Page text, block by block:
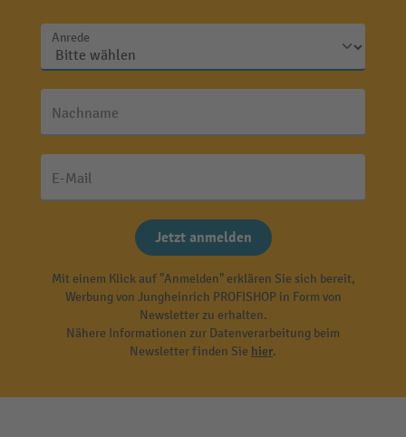
Anrede
Nachname
E-Mail
Jetzt anmelden
Mit einem Klick auf "Anmelden" erklären Sie sich bereit,
Werbung von Jungheinrich PROFISHOP in Form von
Newsletter zu erhalten.
Nähere Informationen zur Datenverarbeitung beim
Newsletter finden Sie hier.